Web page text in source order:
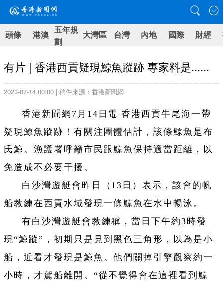
頭條 港澳 五年規
劃
大灣區 台灣 內地 國際 財經
有片 | 香港西貢疑現鯨魚蹤跡 專家料是......
2023-07-14 00:00 | 稿件來源：香港新聞網
香港新聞網7月14日電 香港西貢牛尾海一帶
疑現鯨魚蹤跡！有關注團體估計，該條鯨魚是布
氏鯨。漁護署呼籲市民跟鯨魚保持適當距離，以
免造成不必要干擾。
白沙灣遊艇會昨日（13日）表示，該會的帆
船教練在西貢水域發現一條鯨魚在水中暢泳。
有白沙灣遊艇會教練稱，當日下午約3時發
現“鯨蹤”，初期只是見到黑色三角形，以為是小
船，近看才發現是鯨魚。他們關掉引擎觀察約一
小時，才駕船離開。“從不覺得會在這裡看到鯨